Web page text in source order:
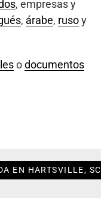
, empresas y
, árabe, rusoy
odocumentos
EN HARTSVILLE, SC